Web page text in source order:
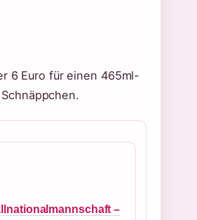
6 Euro für einen 465ml-
–